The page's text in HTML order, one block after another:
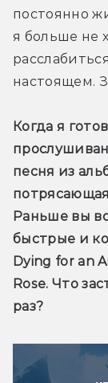
постоянно
я больше не
настоящем.
Когда я
песня из
Раньше вы
быстрые и
Dying for an
Rose. Что
раз?